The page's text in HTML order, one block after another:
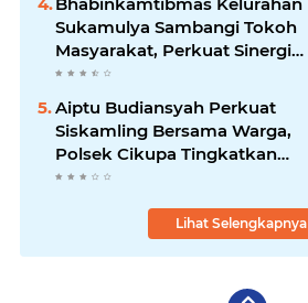
Sukamulya Sambangi Tokoh
Masyarakat, Perkuat Sinergi
Jaga Kamtibmas
Aiptu Budiansyah Perkuat
Siskamling Bersama Warga,
Polsek Cikupa Tingkatkan
Sinergi Jaga Kamtibmas
Lihat Selengkapnya